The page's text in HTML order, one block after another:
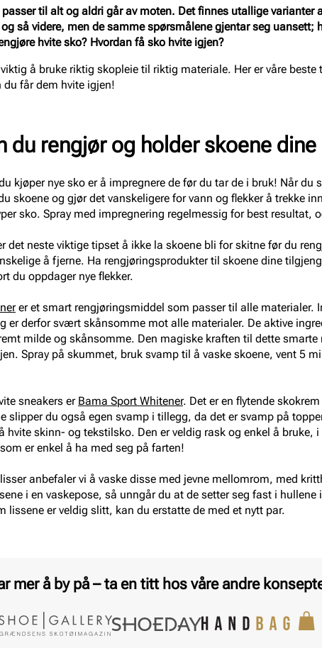
til alt og aldri går av moten. Det finnes utallige varianter
så videre, men de samme spørsmålene gjentar seg uansett;
hvite sko? Hvordan få sko hvite igjen?
å bruke riktig skopleie til riktig materiale. Her er våre
får dem hvite igjen!
du rengjør og holder skoene dine
kjøper nye sko er å impregnere de før du tar de i bruk! Når du
skoene og gjør det vanskeligere for vann og flekker å trekke
sko. Spray med impregnering regelmessig for best resultat,
det neste viktige tipset å ikke la skoene bli for skitne før du
å fjerne. Ha rengjøringsprodukter til skoene dine
du oppdager nye flekker.
er et smart rengjøringsmiddel som passer til alle materialer.
er derfor svært skånsomme mot alle materialer. De aktive
milde og skånsomme. Den magiske kraften til dette
Spray på skummet, bruk svamp til å vaske skoene, vent 5
sneakers er Bama Sport Whitener. Det er en flytende
slipper du også egen svamp i tillegg, da det er svamp på
hvite skinn- og tekstilsko. Den er veldig rask og enkel å bruke,
er enkel å ha med seg på farten!
anbefaler vi å vaske disse med jevne mellomrom, med
i en vaskepose, så unngår du at de setter seg fast i
lissene er veldig slitt, kan du erstatte de med et nytt par.
mer å by på – ta en titt hos våre andre